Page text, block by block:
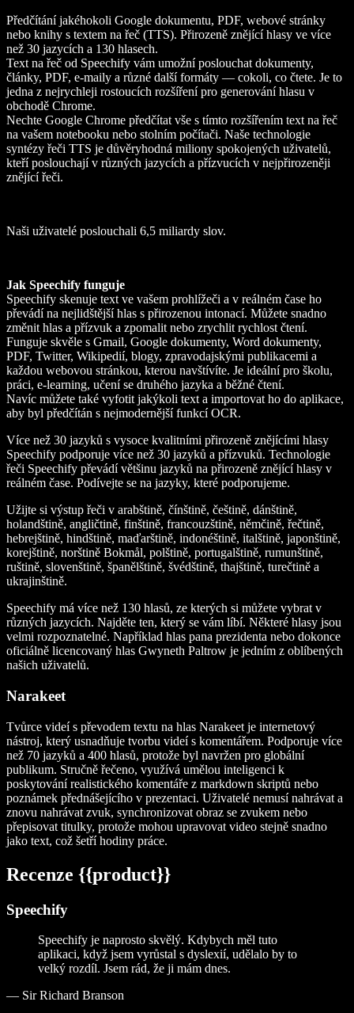
Předčítání jakéhokoli Google dokumentu, PDF, webové stránky
nebo knihy s textem na řeč (TTS). Přirozeně znějící hlasy ve více
než 30 jazycích a 130 hlasech.
Text na řeč od Speechify vám umožní poslouchat dokumenty,
články, PDF, e-maily a různé další formáty — cokoli, co čtete. Je to
jedna z nejrychleji rostoucích rozšíření pro generování hlasu v
obchodě Chrome.
Nechte Google Chrome předčítat vše s tímto rozšířením text na řeč
na vašem notebooku nebo stolním počítači. Naše technologie
syntézy řeči TTS je důvěryhodná miliony spokojených uživatelů,
kteří poslouchají v různých jazycích a přízvucích v nejpřirozeněji
znějící řeči.
Naši uživatelé poslouchali 6,5 miliardy slov.
Jak Speechify funguje
Speechify skenuje text ve vašem prohlížeči a v reálném čase ho
převádí na nejlidštější hlas s přirozenou intonací. Můžete snadno
změnit hlas a přízvuk a zpomalit nebo zrychlit rychlost čtení.
Funguje skvěle s Gmail, Google dokumenty, Word dokumenty,
PDF, Twitter, Wikipedií, blogy, zpravodajskými publikacemi a
každou webovou stránkou, kterou navštívíte. Je ideální pro školu,
práci, e-learning, učení se druhého jazyka a běžné čtení.
Navíc můžete také vyfotit jakýkoli text a importovat ho do aplikace,
aby byl předčítán s nejmodernější funkcí OCR.
Více než 30 jazyků s vysoce kvalitními přirozeně znějícími hlasy
Speechify podporuje více než 30 jazyků a přízvuků. Technologie
řeči Speechify převádí většinu jazyků na přirozeně znějící hlasy v
reálném čase. Podívejte se na jazyky, které podporujeme.
Užijte si výstup řeči v arabštině, čínštině, češtině, dánštině,
holandštině, angličtině, finštině, francouzštině, němčině, řečtině,
hebrejštině, hindštině, maďarštině, indonéštině, italštině, japonštině,
korejštině, norštině Bokmål, polštině, portugalštině, rumunštině,
ruštině, slovenštině, španělštině, švédštině, thajštině, turečtině a
ukrajinštině.
Speechify má více než 130 hlasů, ze kterých si můžete vybrat v
různých jazycích. Najděte ten, který se vám líbí. Některé hlasy jsou
velmi rozpoznatelné. Například hlas pana prezidenta nebo dokonce
oficiálně licencovaný hlas Gwyneth Paltrow je jedním z oblíbených
našich uživatelů.
Narakeet
Tvůrce videí s převodem textu na hlas Narakeet je internetový
nástroj, který usnadňuje tvorbu videí s komentářem. Podporuje více
než 70 jazyků a 400 hlasů, protože byl navržen pro globální
publikum. Stručně řečeno, využívá umělou inteligenci k
poskytování realistického komentáře z markdown skriptů nebo
poznámek přednášejícího v prezentaci. Uživatelé nemusí nahrávat a
znovu nahrávat zvuk, synchronizovat obraz se zvukem nebo
přepisovat titulky, protože mohou upravovat video stejně snadno
jako text, což šetří hodiny práce.
Recenze {{product}}
Speechify
Speechify je naprosto skvělý. Kdybych měl tuto
aplikaci, když jsem vyrůstal s dyslexií, udělalo by to
velký rozdíl. Jsem rád, že ji mám dnes.
— Sir Richard Branson